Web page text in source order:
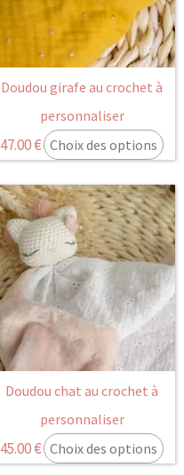
Doudou girafe au crochet à
personnaliser
47.00€ Choix des options
Doudou chat au crochet à
personnaliser
45.00€ Choix des options